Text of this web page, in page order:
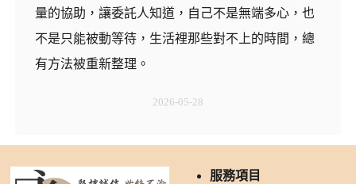
量的協助，讓委託人知道，自己不是無端多心，也
不是只能被動等待，生活裡那些對不上的時間，總
有方法被重新整理。
2026-05-28
服務項目